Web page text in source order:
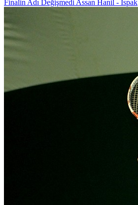
Finalin Adı Değişmedi Assan Hanil - İspak